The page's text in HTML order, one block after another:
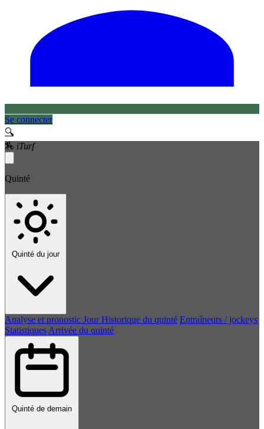
Se connecter
🔍
🏇 iTurf
Quinté
Quinté du jour
Analyse et pronostic Jour Historique du quinté Entraîneurs / jockeys
Statistiques Arrivée du quinté
Quinté de demain